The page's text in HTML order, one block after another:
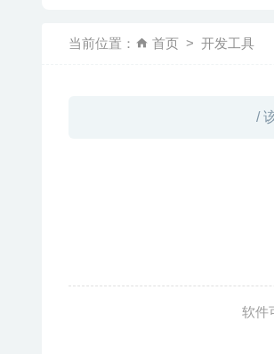
当前位置： 首页 开发工具
/
软件